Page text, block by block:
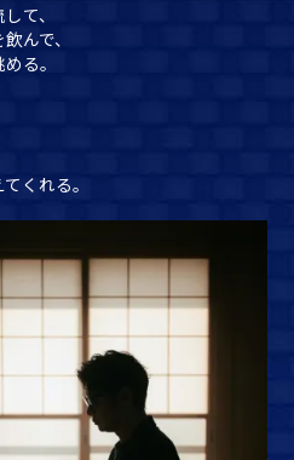
て、
んで、
る。
くれる。